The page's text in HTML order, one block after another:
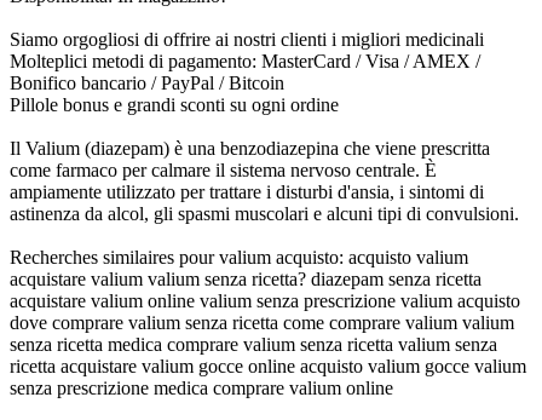
Siamo orgogliosi di offrire ai nostri clienti i migliori medicinali
Molteplici metodi di pagamento: MasterCard / Visa / AMEX /
Bonifico bancario / PayPal / Bitcoin
Pillole bonus e grandi sconti su ogni ordine
Il Valium (diazepam) è una benzodiazepina che viene prescritta
come farmaco per calmare il sistema nervoso centrale. È
ampiamente utilizzato per trattare i disturbi d'ansia, i sintomi di
astinenza da alcol, gli spasmi muscolari e alcuni tipi di convulsioni.
Recherches similaires pour valium acquisto: acquisto valium
acquistare valium valium senza ricetta? diazepam senza ricetta
acquistare valium online valium senza prescrizione valium acquisto
dove comprare valium senza ricetta come comprare valium valium
senza ricetta medica comprare valium senza ricetta valium senza
ricetta acquistare valium gocce online acquisto valium gocce valium
senza prescrizione medica comprare valium online